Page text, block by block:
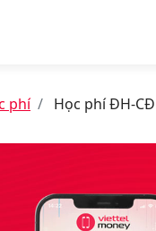
phí Học phí ĐH-CĐ